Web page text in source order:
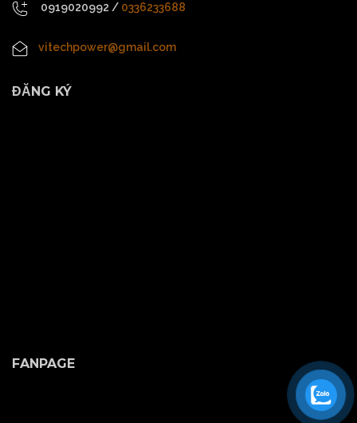
0919020992 / 0336233688
vitechpower@gmail.com
ĐĂNG KÝ
FANPAGE